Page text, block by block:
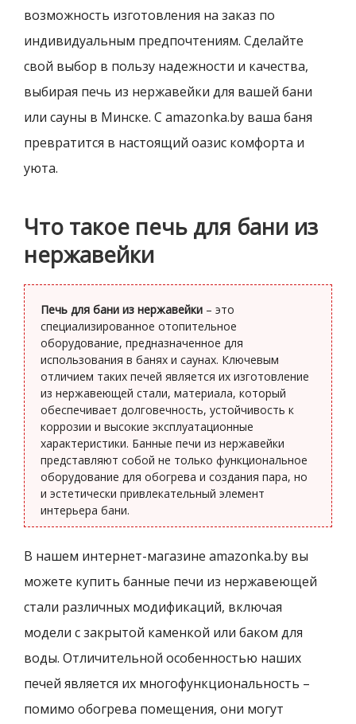
возможность изготовления на заказ по
индивидуальным предпочтениям. Сделайте
свой выбор в пользу надежности и качества,
выбирая печь из нержавейки для вашей бани
или сауны в Минске. С amazonka.by ваша баня
превратится в настоящий оазис комфорта и
уюта.
Что такое печь для бани из
нержавейки
Печь для бани из нержавейки – это
специализированное отопительное
оборудование, предназначенное для
использования в банях и саунах. Ключевым
отличием таких печей является их изготовление
из нержавеющей стали, материала, который
обеспечивает долговечность, устойчивость к
коррозии и высокие эксплуатационные
характеристики. Банные печи из нержавейки
представляют собой не только функциональное
оборудование для обогрева и создания пара, но
и эстетически привлекательный элемент
интерьера бани.
В нашем интернет-магазине amazonka.by вы
можете купить банные печи из нержавеющей
стали различных модификаций, включая
модели с закрытой каменкой или баком для
воды. Отличительной особенностью наших
печей является их многофункциональность –
помимо обогрева помещения, они могут